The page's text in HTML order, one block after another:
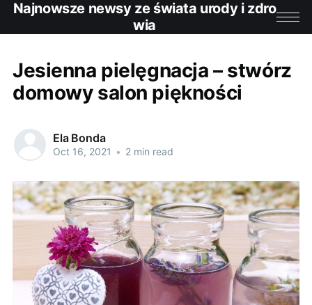
Najnowsze newsy ze świata urody i zdro
wia
Jesienna pielęgnacja – stwórz
domowy salon piękności
Ela Bonda
Oct 16, 2021 • 2 min read